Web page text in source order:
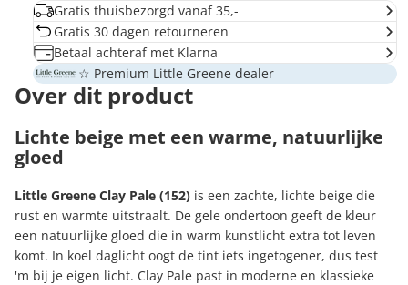
Gratis thuisbezorgd vanaf 35,-
Gratis 30 dagen retourneren
Betaal achteraf met Klarna
☆ Premium Little Greene dealer
Over dit product
Lichte beige met een warme, natuurlijke
gloed
Little Greene Clay Pale (152) is een zachte, lichte beige die
rust en warmte uitstraalt. De gele ondertoon geeft de kleur
een natuurlijke gloed die in warm kunstlicht extra tot leven
komt. In koel daglicht oogt de tint iets ingetogener, dus test
'm bij je eigen licht. Clay Pale past in moderne en klassieke